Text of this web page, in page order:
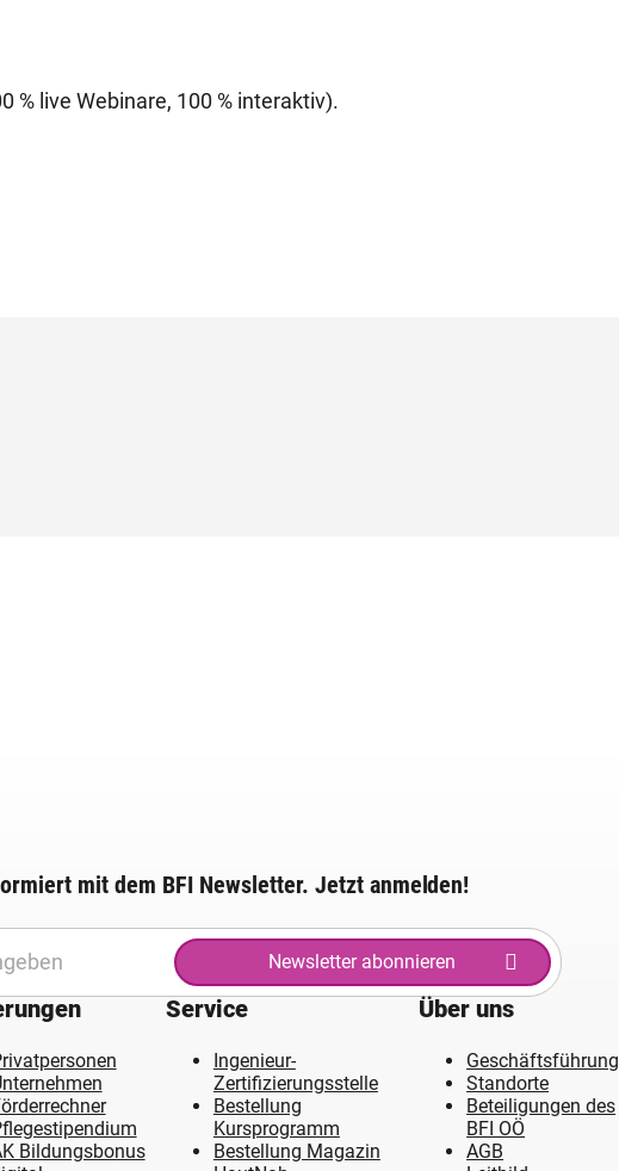
% live Webinare, 100 % interaktiv).
mit dem BFI Newsletter. Jetzt anmelden!
Newsletter abonnieren
Bildungsbonus
Service
Ingenieur-
Zertifizierungsstelle
Bestellung
Kursprogramm
Bestellung Magazin
Über uns
Geschäftsführung
Standorte
Beteiligungen des
BFI OÖ
AGB